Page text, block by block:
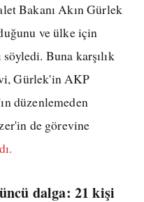
Bakanı Akın Gürlek
ve ülke için
söyledi. Buna karşılık
Gürlek'in AKP
düzenlemeden
de görevine
dalga: 21 kişi